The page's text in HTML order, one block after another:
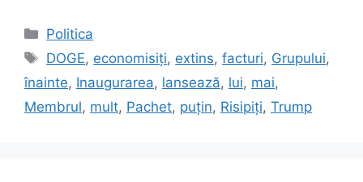
Categories
Politica
Tags
DOGE, economisiți, extins,facturi, Grupului,
înainte, Inaugurarea, lansează, lui, mai,
Membrul, mult, Pachet, puțin, Risipiți, Trump